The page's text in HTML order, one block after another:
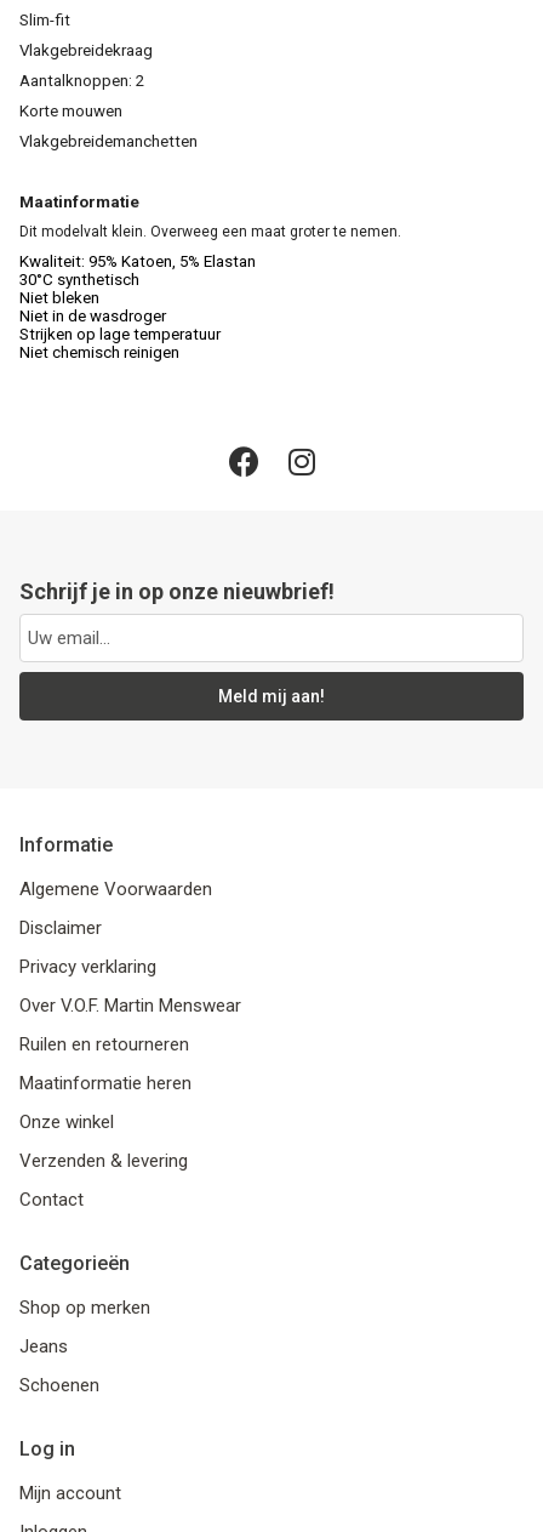
Slim-fit
Vlakgebreidekraag
Aantalknoppen: 2
Korte mouwen
Vlakgebreidemanchetten
Maatinformatie
Dit modelvalt klein. Overweeg een maat groter te nemen.
Kwaliteit: 95% Katoen, 5% Elastan
30°C synthetisch
Niet bleken
Niet in de wasdroger
Strijken op lage temperatuur
Niet chemisch reinigen
Schrijf je in op onze nieuwbrief!
Meld mij aan!
Informatie
Algemene Voorwaarden
Disclaimer
Privacy verklaring
Over V.O.F. Martin Menswear
Ruilen en retourneren
Maatinformatie heren
Onze winkel
Verzenden & levering
Contact
Categorieën
Shop op merken
Jeans
Schoenen
Log in
Mijn account